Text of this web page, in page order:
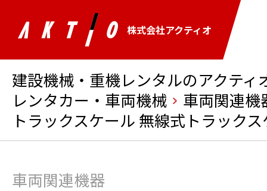
株式会社アクティオ
建設機械・重機レンタルのアクティ
レンタカー・車両機械
車両関連機
トラックスケール 無線式トラック
車両関連機器